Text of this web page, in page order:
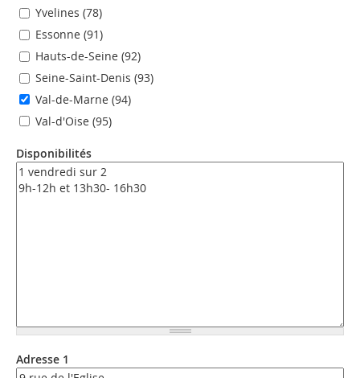
Yvelines (78)
Essonne (91)
Hauts-de-Seine (92)
Seine-Saint-Denis (93)
Val-de-Marne (94)
Val-d'Oise (95)
Disponibilités
Adresse 1